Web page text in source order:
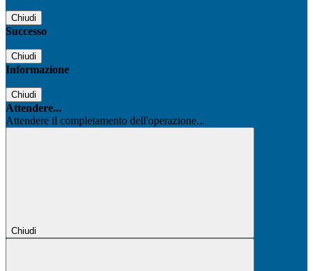
Chiudi
Successo
Chiudi
Informazione
Chiudi
Attendere...
Attendere il completamento dell'operazione...
Chiudi